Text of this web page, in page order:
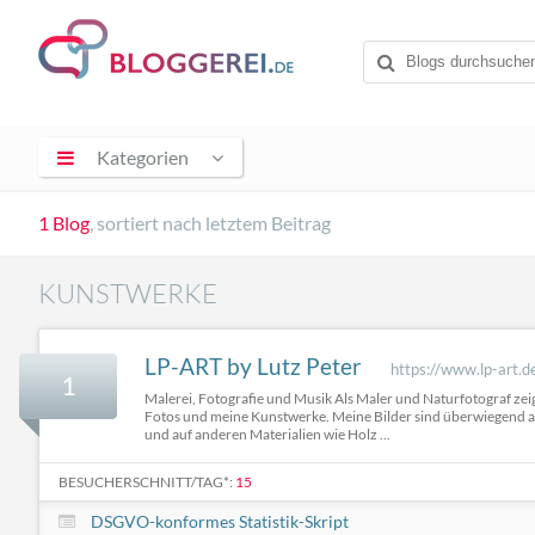
Kategorien
1 Blog, sortiert nach letztem Beitrag
KUNSTWERKE
1
LP-ART by Lutz Peter https://www.lp-
Malerei, Fotografie und Musik Als Maler und Naturfotograf
Fotos und meine Kunstwerke. Meine Bilder sind überwiegend
und auf anderen Materialien wie Holz ...
BESUCHERSCHNITT/TAG*: 15
DSGVO-konformes Statistik-Skript